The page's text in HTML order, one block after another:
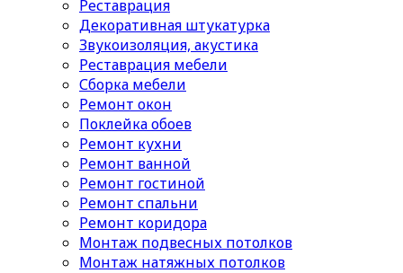
Реставрация
Декоративная штукатурка
Звукоизоляция, акустика
Реставрация мебели
Сборка мебели
Ремонт окон
Поклейка обоев
Ремонт кухни
Ремонт ванной
Ремонт гостиной
Ремонт спальни
Ремонт коридора
Монтаж подвесных потолков
Монтаж натяжных потолков